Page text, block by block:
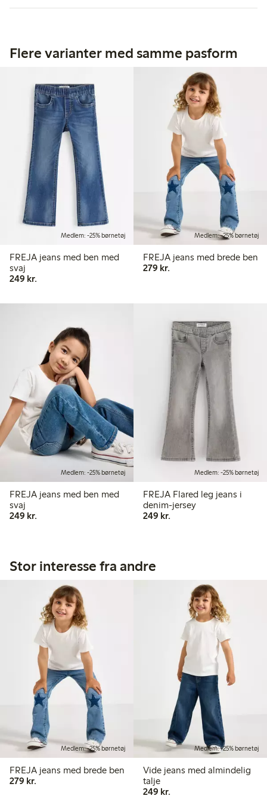
Flere varianter med samme pasform
Medlem: -25% børnetøj
FREJA jeans med ben med
svaj
249 kr.
Medlem: -25% børnetøj
FREJA jeans med brede ben
279 kr.279,00 kr.
Medlem: -25% børnetøj
FREJA jeans med ben med
svaj
249 kr.
Medlem: -25% børnetøj
FREJA Flared leg jeans i
denim-jersey
249 kr.
Stor interesse fra andre
Medlem: -25% børnetøj
FREJA jeans med brede ben
279 kr.
Medlem: -25% børnetøj
Vide jeans med almindelig
talje
249 kr.249,00 kr.